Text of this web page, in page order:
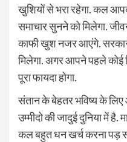
खुशियों से भरा रहेगा. कल
समाचार सुनने को मिलेगा.
काफी खुश नजर आएंगे.
मिलेगा. अगर आपने पहले कोई
पूरा फायदा होगा.
संतान के बेहतर भविष्य के
उम्मीदो की जादुई दुनिया में है.
कल बहुत धन खर्च करना पड़